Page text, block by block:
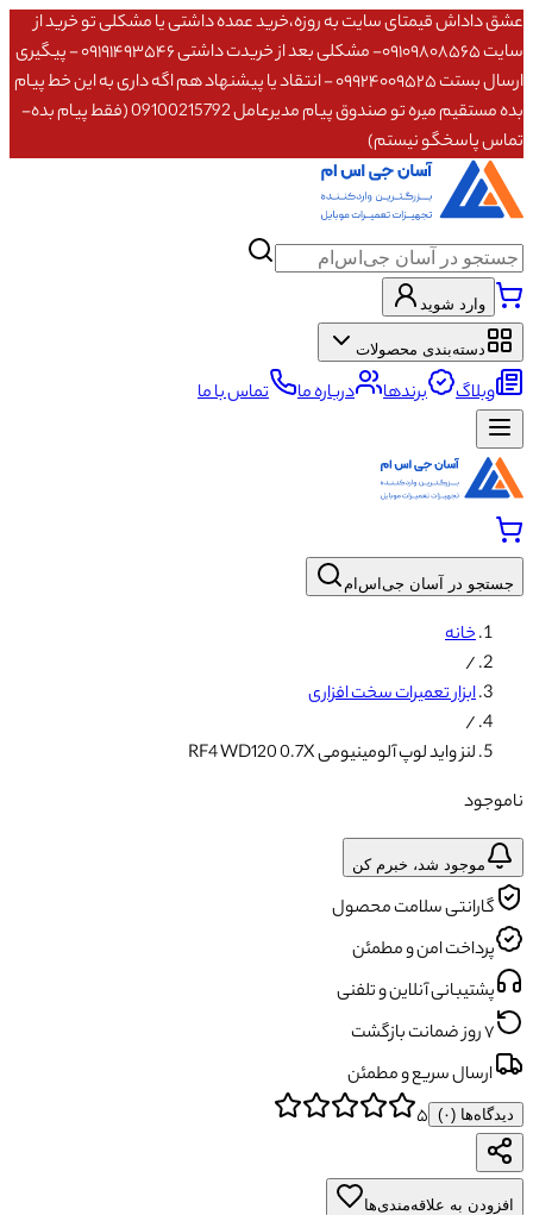
عشق داداش قیمتای سایت به روزه،خرید عمده داشتی یا مشکلی تو خرید از
سایت ۰۹۱۰۹۸۰۸۵۶۵- مشکلی بعد از خریدت داشتی ۰۹۱۹۱۴۹۳۵۴۶ - پیگیری
ارسال بستت ۰۹۹۲۴۰۰۹۵۲۵ - انتقاد یا پیشنهاد هم اگه داری به این خط پیام
بده مستقیم میره تو صندوق پیام مدیرعامل 09100215792 (فقط پیام بده-
تماس پاسخگو نیستم)
وارد شوید
دسته‌بندی محصولات
وبلاگ برندها درباره ما تماس با ما
جستجو در آسان جی‌اس‌ام
خانه
/
ابزار تعمیرات سخت افزاری
/
لنز واید لوپ آلومینیومی RF4 WD120 0.7X
ناموجود
موجود شد، خبرم کن
گارانتی سلامت محصول
پرداخت امن و مطمئن
پشتیبانی آنلاین و تلفنی
۷ روز ضمانت بازگشت
ارسال سریع و مطمئن
دیدگاه‌ها (۰) ۵
افزودن به علاقه‌مندی‌ها